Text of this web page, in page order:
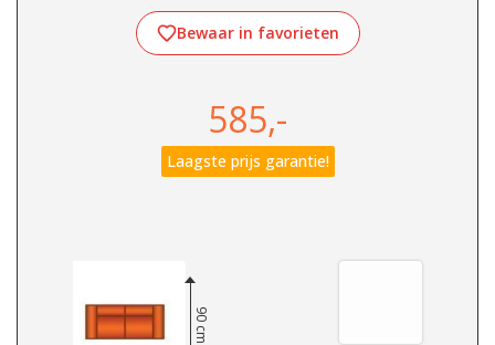
Bewaar in favorieten
585,-
Laagste prijs garantie!
90 cm